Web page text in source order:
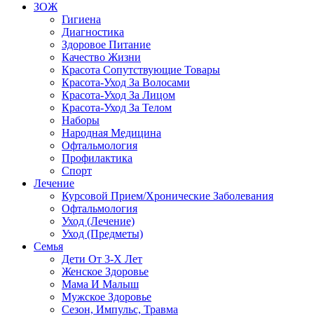
ЗОЖ
Гигиена
Диагностика
Здоровое Питание
Качество Жизни
Красота Сопутствующие Товары
Красота-Уход За Волосами
Красота-Уход За Лицом
Красота-Уход За Телом
Наборы
Народная Медицина
Офтальмология
Профилактика
Спорт
Лечение
Курсовой Прием/Хронические Заболевания
Офтальмология
Уход (Лечение)
Уход (Предметы)
Семья
Дети От 3-Х Лет
Женское Здоровье
Мама И Малыш
Мужское Здоровье
Сезон, Импульс, Травма